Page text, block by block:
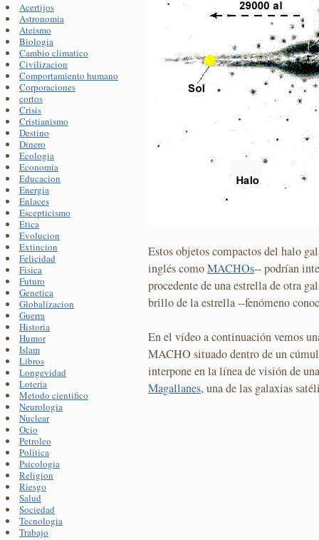
Acertijos
Astronomia
Ateismo
Biologia
Cambio climatico
Civilizacion
Comportamiento humano
Corporaciones
cortos
Crisis
Cristianismo
Destino
Dinero
Ecologia
Economia
Educacion
Energia
Enlaces
Escepticismo
Etica
Evolucion
Extincion
Felicidad
Fisica
Futuro
Genetica
Globalizacion
Guerra
Historia
Humor
Islam
Libros
Longevidad
Loteria
Metodo cientifico
Neurologia
Nuclear
Ocio
Petroleo
Política
Psicologia
Religion
Riesgo
Salud
Sociedad
Tecnologia
Trabajo
Estos objetos compactos del halo
inglés comoMACHOs-- podrían
procedente de una estrella de otra
brillo de la estrella --fenómeno
En el vídeo a continuación vemos
MACHO situado dentro de un
interpone en la línea de visión de
Magallanes, una de las galaxias